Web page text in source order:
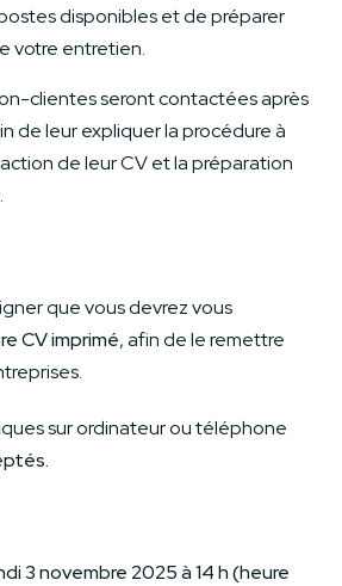
disponibles et de préparer
votre entretien.
clientes seront contactées après
de leur expliquer la procédure à
de leur CV et la préparation
que vous devrez vous
CV imprimé, afin de le remettre
sur ordinateur ou téléphone
3 novembre 2025 à 14 h (heure